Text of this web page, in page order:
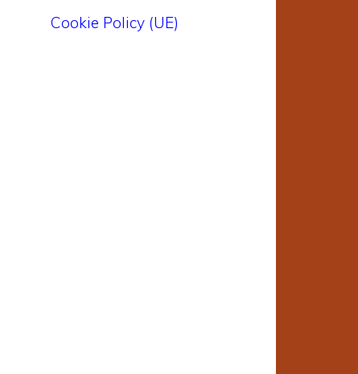
Cookie Policy (UE)